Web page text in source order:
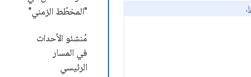
"المخطّط الزمني"
مُنشئو الأحداث
في المسار
الرئيسي
.